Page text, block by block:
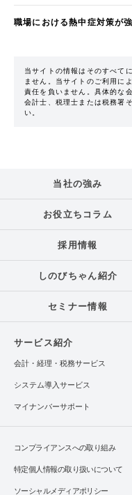
職場における熱中症対策が
当サイトの情報はそのすべて
ません。当サイトのご利用に
責任を負いません。具体的な
会計士、税理士または税務署
い。
当社の強み
お役立ちコラム
採用情報
しのびちゃん紹介
セミナー情報
サービス紹介
会計・経理・税務サービス
システム導入サービス
マイナンバーサポート
コンプライアンスへの取り組み
特定個人情報の取り扱いについて
ソーシャルメディアポリシー